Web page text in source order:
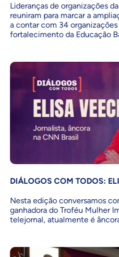
Lideranças de organizações
reuniram para marcar a
a contar com 34
fortalecimento da Educação
DIÁLOGOS COM TODOS:
Nesta edição conversamos
ganhadora do Troféu Mulher
telejornal, atualmente é